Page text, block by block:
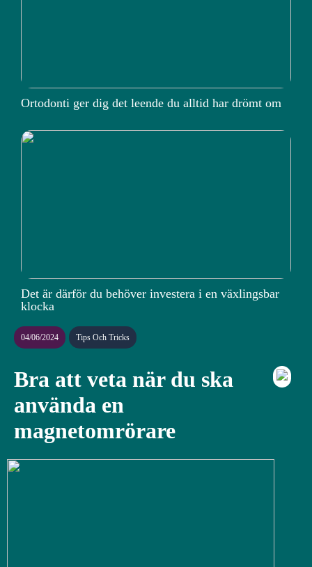
Ortodonti ger dig det leende du alltid har drömt om
Det är därför du behöver investera i en växlingsbar
klocka
04/06/2024 Tips Och Tricks
Bra att veta när du ska
använda en
magnetomrörare